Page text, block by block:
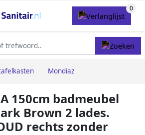
Mondiaz
150cm badmeubel
Brown 2 lades.
rechts zonder